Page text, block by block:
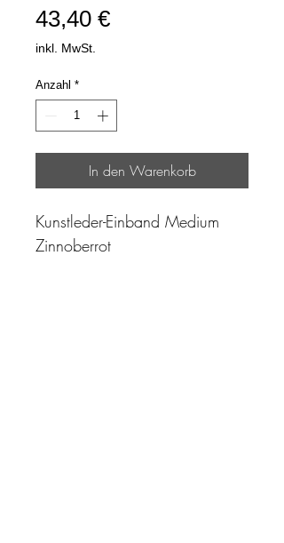
43,40 €Preis
inkl. MwSt.
Anzahl *
In den Warenkorb
Kunstleder-Einband Medium
Zinnoberrot